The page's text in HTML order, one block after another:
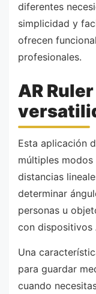
diferentes
simplicidad y
ofrecen
profesionales.
AR
Esta aplicación
múltiples
distancias
determinar
personas u
con dispositivos
Una
para guardar
cuando